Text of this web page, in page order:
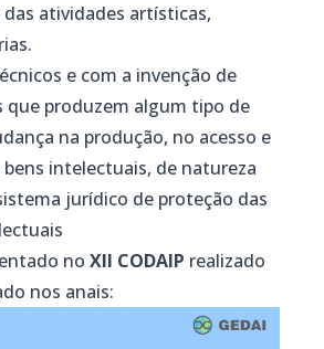
atividades artísticas,
e com a invenção de
que produzem algum tipo de
na produção, no acesso e
intelectuais, de natureza
jurídico de proteção das
no XII CODAIP realizado
nos anais: